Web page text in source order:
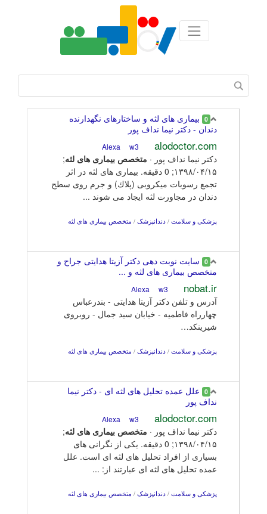
0 بیماری های لثه و ساختارهای نگهدارنده
دندان - دکتر نیما نداف پور
alodoctor.com
w3
دکتر نیما نداف پور · متخصص بیماری های لثه;
۱۳۹۸/۰۴/۱۵; 0 دقیقه. بیماری های لثه در اثر
تجمع رسوبات میکروبی (پلاك) و جرم روی سطح
دندان در مجاورت لثه ایجاد می شوند ...
پزشکی و سلامت / دندانپزشک / متخصص بیماری های لثه
0 سایت نوبت دهی دکتر آزیتا هدایتی جراح و
متخصص بیماری های لثه و ...
nobat.ir
w3
آدرس و تلفن دکتر آزیتا هدایتی - بندرعباس
چهارراه فاطمیه - خیابان سید جمال - روبروی
شیرینکد…
پزشکی و سلامت / دندانپزشک / متخصص بیماری های لثه
0 علل عمده تحلیل های لثه ای - دکتر نیما
نداف پور
alodoctor.com
w3
دکتر نیما نداف پور · متخصص بیماری های لثه;
۱۳۹۸/۰۴/۱۵; 0 دقیقه. یکى از نگرانى هاى
بسیاری از افراد تحلیل های لثه اى است. علل
عمده تحليل هاى لثه اى عبارتند از: ...
پزشکی و سلامت / دندانپزشک / متخصص بیماری های لثه